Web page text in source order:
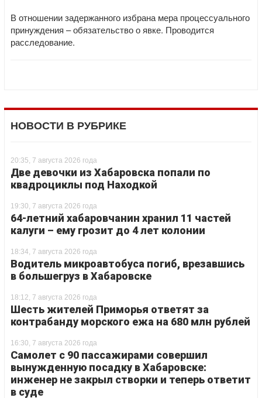
В отношении задержанного избрана мера процессуального
принуждения – обязательство о явке. Проводится
расследование.
НОВОСТИ В РУБРИКЕ
20:35, 7 августа 2026 года
Две девочки из Хабаровска попали по
квадроциклы под Находкой
19:30, 7 августа 2026 года
64-летний хабаровчанин хранил 11 частей
калуги – ему грозит до 4 лет колонии
18:34, 7 августа 2026 года
Водитель микроавтобуса погиб, врезавшись
в большегруз в Хабаровске
18:12, 7 августа 2026 года
Шесть жителей Приморья ответят за
контрабанду морского ежа на 680 млн рублей
16:30, 7 августа 2026 года
Самолет с 90 пассажирами совершил
вынужденную посадку в Хабаровске:
инженер не закрыл створки и теперь ответит
в суде